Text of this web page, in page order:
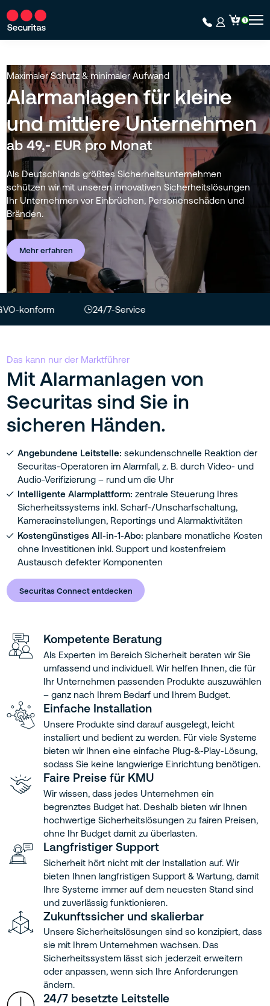
Maximaler Schutz & minimaler Aufwand
Alarmanlagen für kleine
und mittlere Unternehmen
ab 49,- EUR pro Monat
Als Deutschlands größtes Sicherheitsunternehmen
schützen wir mit unseren innovativen Sicherheitslösungen
Ihr Unternehmen vor Einbrüchen, Personenschäden und
Bränden.
Mehr erfahren
konform 24/7-Service
Das kann nur der Marktführer
Mit Alarmanlagen von
Securitas sind Sie in
sicheren Händen.
Angebundene Leitstelle: sekundenschnelle Reaktion der
Securitas-Operatoren im Alarmfall, z. B. durch Video- und
Audio-Verifizierung – rund um die Uhr
Intelligente Alarmplattform: zentrale Steuerung Ihres
Sicherheitssystems inkl. Scharf-/Unscharfschaltung,
Kameraeinstellungen, Reportings und Alarmaktivitäten
Kostengünstiges All-in-1-Abo: planbare monatliche Kosten
ohne Investitionen inkl. Support und kostenfreiem
Austausch defekter Komponenten
Securitas Connect entdecken
Kompetente Beratung
Als Experten im Bereich Sicherheit beraten wir Sie
umfassend und individuell. Wir helfen Ihnen, die für
Ihr Unternehmen passenden Produkte auszuwählen
– ganz nach Ihrem Bedarf und Ihrem Budget.
Einfache Installation
Unsere Produkte sind darauf ausgelegt, leicht
installiert und bedient zu werden. Für viele Systeme
bieten wir Ihnen eine einfache Plug-&-Play-Lösung,
sodass Sie keine langwierige Einrichtung benötigen.
Faire Preise für KMU
Wir wissen, dass jedes Unternehmen ein
begrenztes Budget hat. Deshalb bieten wir Ihnen
hochwertige Sicherheitslösungen zu fairen Preisen,
ohne Ihr Budget damit zu überlasten.
Langfristiger Support
Sicherheit hört nicht mit der Installation auf. Wir
bieten Ihnen langfristigen Support & Wartung, damit
Ihre Systeme immer auf dem neuesten Stand sind
und zuverlässig funktionieren.
Zukunftssicher und skalierbar
Unsere Sicherheitslösungen sind so konzipiert, dass
sie mit Ihrem Unternehmen wachsen. Das
Sicherheitssystem lässt sich jederzeit erweitern
oder anpassen, wenn sich Ihre Anforderungen
ändern.
24/7 besetzte Leitstelle